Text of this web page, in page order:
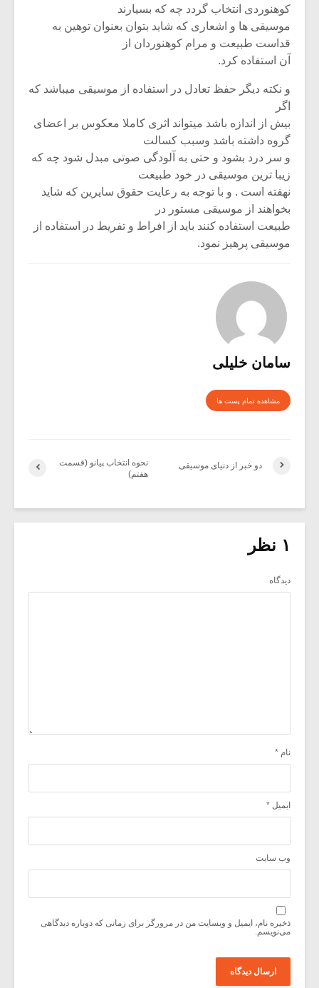
کوهنوردی انتخاب گردد چه که بسیارند
موسیقی ها و اشعاری که شاید بتوان بعنوان توهین به
قداست طبیعت و مرام کوهنوردان از
آن استفاده کرد.
و نکته دیگر حفظ تعادل در استفاده از موسیقی میباشد که
اگر
بیش از اندازه باشد میتواند اثری کاملا معکوس بر اعضای
گروه داشته باشد وسبب کسالت
و سر درد بشود و حتی به آلودگی صوتی مبدل شود چه که
زیبا ترین موسیقی در خود طبیعت
نهفته است . و با توجه به رعایت حقوق سایرین که شاید
بخواهند از موسیقی مستور در
طبیعت استفاده کنند باید از افراط و تفریط در استفاده از
موسیقی پرهیز نمود.
سامان خلیلی
مشاهده تمام پست ها
نحوه انتخاب پیانو (قسمت
هفتم)
دو خبر از دنیای موسیقی
۱ نظر
دیدگاه
نام *
ایمیل *
وب‌ سایت
ذخیره نام، ایمیل و وبسایت من در مرورگر برای زمانی که دوباره دیدگاهی
می‌نویسم.